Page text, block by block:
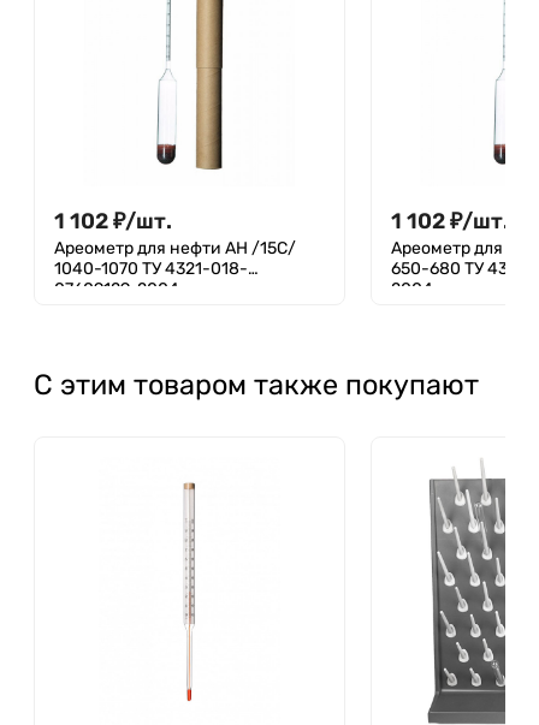
1 102₽/шт.
Ареометр для нефти АН /15С/
1040-1070 ТУ 4321-018-
07609129-2004
1 102₽/шт.
Ареометр для
650-680 ТУ 4321-
2004
С этим товаром также покупают